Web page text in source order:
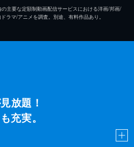
主要な定額制動画配信サービスにおける洋画/邦画/
ラマ/アニメを調査。別途、有料作品あり。
放題！
充実。